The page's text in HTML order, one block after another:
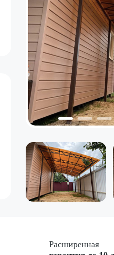
Расширенная